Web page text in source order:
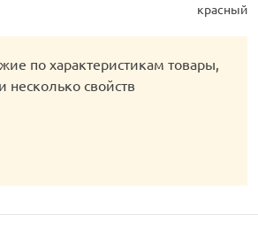
красный
по характеристикам товары,
свойств